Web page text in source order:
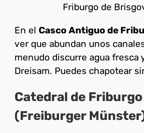
Friburgo de
En el Casco Antiguo de
ver que abundan unos
menudo discurre agua fresca
Dreisam. Puedes chapotear
Catedral de Friburgo
(Freiburger